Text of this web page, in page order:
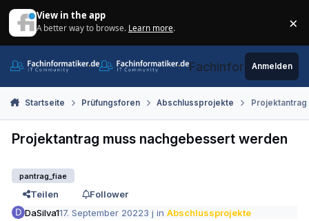
View in the app
A better way to browse. Learn more. ×
Fachinformatiker.de
Anmelden
Startseite Prüfungsforen Abschlussprojekte
Projektantrag muss nachgebessert werden
pantrag_fiae
Teilen
Follower
DaSilva117. September 20223 j inAbschlussprojekte